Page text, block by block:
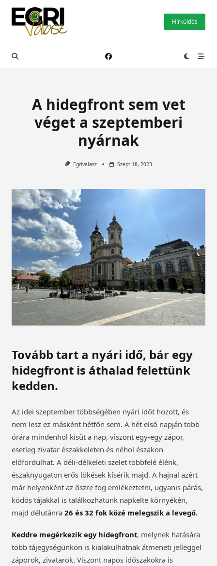
Skip
content
Hírküldés
A hidegfront sem vet
véget a szeptemberi
nyárnak
Egrivalasz Szept 18, 2023
Tovább tart a nyári idő, bár egy
hidegfront is áthalad felettünk
kedden.
Az idei szeptember többségében nyári időt hozott, és
nem lesz ez másként hétfőn sem. A hét első napján több
órára mindenhol kisüt a nap, viszont egy-egy zápor,
esetleg zivatar északkeleten és néhol északon
előfordulhat. A déli-délkeleti szelet többfelé élénk,
északnyugaton erős lökések kísérik majd. A hajnal azért
már helyenként az őszre fog emlékeztetni, ugyanis párás,
ködös tájakkal is találkozhatunk napkelte környékén,
majd délutánra 26 és 32 fok közé melegszik a levegő.
Keddre megérkezik egy hidegfront, melynek hatására
több tájegységünkön is kialakulhatnak átmeneti jelleggel
záporok, zivatarok. Viszont napos időszakokra is